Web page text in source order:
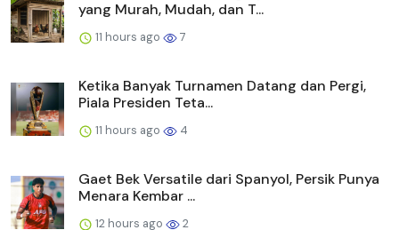
yang Murah, Mudah, dan T...
11 hours ago 7
Ketika Banyak Turnamen Datang dan Pergi,
Piala Presiden Teta...
11 hours ago 4
Gaet Bek Versatile dari Spanyol, Persik Punya
Menara Kembar ...
12 hours ago 2